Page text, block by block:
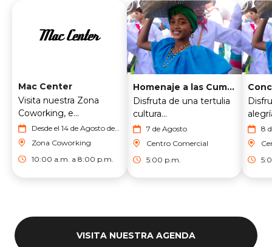
Mac Center
Visita nuestra Zona
Coworking, e...
Desde el 14 de Agosto del
Agosto del 2026
Zona Coworking
10:00 a.m. a 8:00 p.m.
Homenaje a las Cumbiamberas de Riohacha
Disfruta de una tertulia
cultura...
7 de Agosto
Centro Comercial
5:00 p.m.
8
VISITA NUESTRA AGENDA